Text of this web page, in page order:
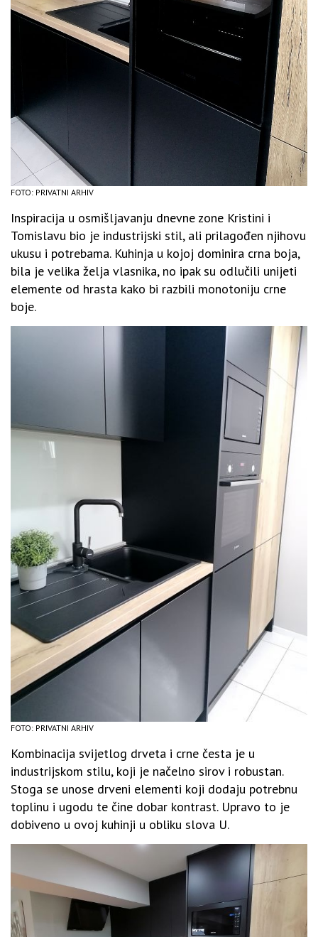
FOTO: PRIVATNI ARHIV
Inspiracija u osmišljavanju dnevne zone Kristini i
Tomislavu bio je industrijski stil, ali prilagođen njihovu
ukusu i potrebama. Kuhinja u kojoj dominira crna boja,
bila je velika želja vlasnika, no ipak su odlučili unijeti
elemente od hrasta kako bi razbili monotoniju crne
boje.
FOTO: PRIVATNI ARHIV
Kombinacija svijetlog drveta i crne česta je u
industrijskom stilu, koji je načelno sirov i robustan.
Stoga se unose drveni elementi koji dodaju potrebnu
toplinu i ugodu te čine dobar kontrast. Upravo to je
dobiveno u ovoj kuhinji u obliku slova U.